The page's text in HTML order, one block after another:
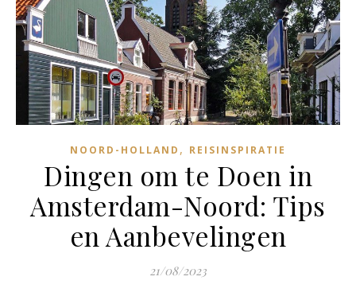
NOORD-HOLLAND , REISINSPIRATIE
Dingen om te Doen in
Amsterdam-Noord: Tips
en Aanbevelingen
21/08/2023